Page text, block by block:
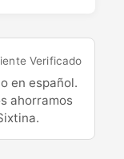
Verificado
en español.
ahorramos